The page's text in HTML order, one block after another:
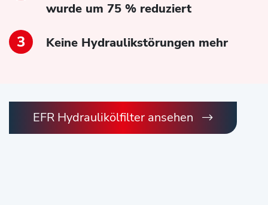
wurde um 75 % reduziert
Keine Hydraulikstörungen mehr
EFR Hydraulikölfilter ansehen